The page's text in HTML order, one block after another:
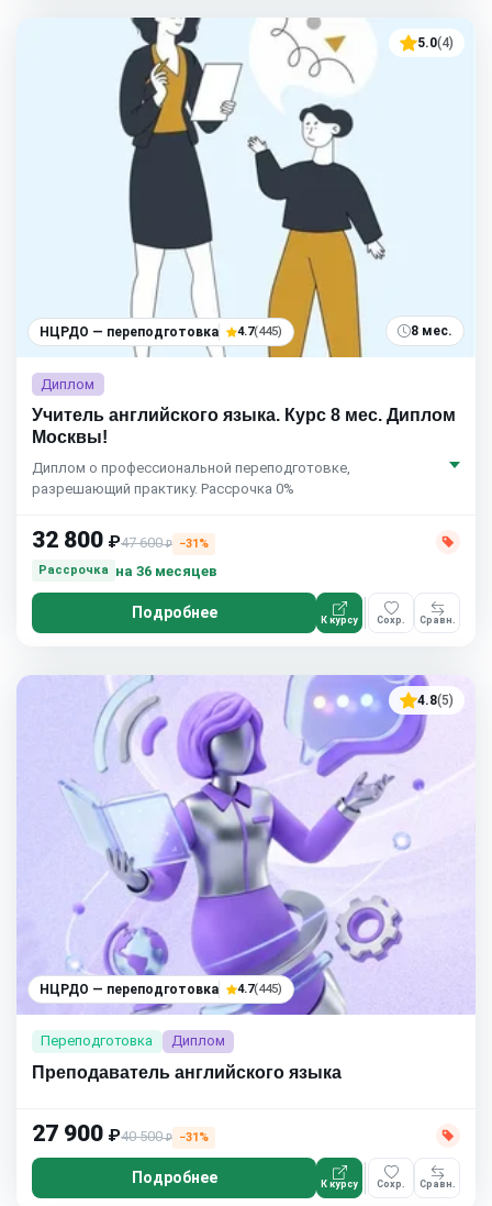
5.0(4)
НЦРДО — переподготовка 4.7(445) 8 мес.
Диплом
Учитель английского языка. Курс 8 мес. Диплом
Москвы!
Диплом о профессиональной переподготовке,
разрешающий практику. Рассрочка 0%
32 800 ₽47 600₽
−31%
Рассрочка
на 36 месяцев
Подробнее К курсу Сохр. Сравн.
4.8(5)
НЦРДО — переподготовка 4.7(445)
Переподготовка Диплом
Преподаватель английского языка
27 900 ₽40 500₽ −31%
Подробнее К курсу Сохр. Сравн.